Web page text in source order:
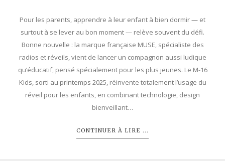
Pour les parents, apprendre à leur enfant à bien dormir — et
surtout à se lever au bon moment — relève souvent du défi.
Bonne nouvelle : la marque française MUSE, spécialiste des
radios et réveils, vient de lancer un compagnon aussi ludique
qu’éducatif, pensé spécialement pour les plus jeunes. Le M-16
Kids, sorti au printemps 2025, réinvente totalement l’usage du
réveil pour les enfants, en combinant technologie, design
bienveillant…
CONTINUER À LIRE ...